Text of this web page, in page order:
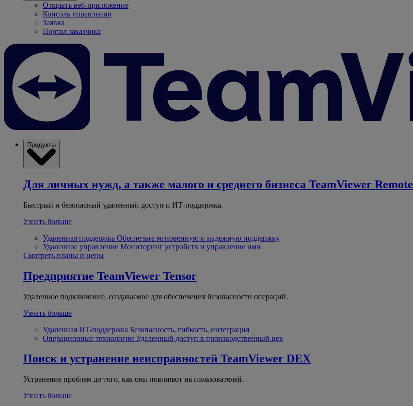
Открыть веб-приложение
Консоль управления
Заявка
Портал заказчика
Продукты
Для личных нужд, а также малого и среднего бизнеса TeamViewer Remote
Быстрый и безопасный удаленный доступ и ИТ-поддержка.
Узнать больше
Удаленная поддержка Обеспечьте мгновенную и надежную поддержку
Удаленное управление Мониторинг устройств и управление ими
Смотреть планы и цены
Предприятие TeamViewer Tensor
Удаленное подключение, создаваемое для обеспечения безопасности операций.
Узнать больше
Удаленная ИТ-поддержка Безопасность, гибкость, интеграция
Операционные технологии Удаленный доступ в производственный цех
Поиск и устранение неисправностей TeamViewer DEX
Устранение проблем до того, как они повлияют на пользователей.
Узнать больше